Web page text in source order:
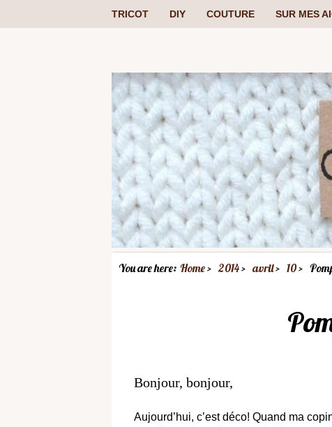
TRICOT DIY COUTURE SUR MES
You are here: Home 2014 avril 10
Bonjour, bonjour,
Aujourd’hui, c’est déco! Quand ma